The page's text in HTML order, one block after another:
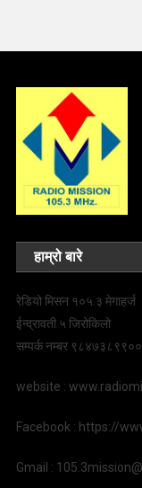
हाम्रो बारे
रेडियो मिसन १०५.३ मेगाहर्ज
ईन्द्रावती ५ जिरोकिलो
सम्पर्क नम्बर ९८४७३८९९००
website :
Facebook : https://
Gmail :